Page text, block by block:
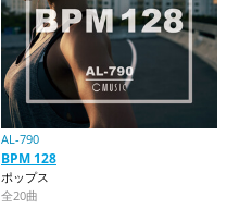
AL-790
BPM 128
ポップス
全20曲